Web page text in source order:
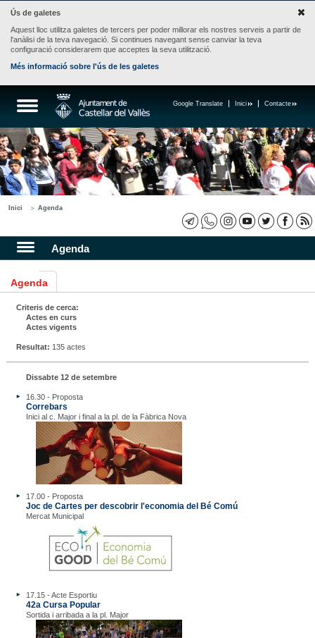
Ús de galetes
Aquest lloc utilitza galetes de tercers per poder millorar els nostres serveis a partir de
l'anàlisi de la teva navegació. Si continues navegant sense canviar la teva
configuració considerarem que acceptes la seva utilització.
Més informació sobre l'ús de les galetes
Contacte
Inici
Google Translate
Inici Agenda
Agenda
Agenda
Criteris de cerca:
Actes en curs
Actes vigents
Resultat: 135 actes
Dissabte 12 de setembre
16.30 - Proposta
Correbars
Inici al c. Major i final a la pl. de la Fàbrica Nova
17.00 - Proposta
Joc de Cartes per descobrir l'economia del Bé Comú
Mercat Municipal
17.15 - Acte Esportiu
42a Cursa Popular
Sortida i arribada a la pl. Major